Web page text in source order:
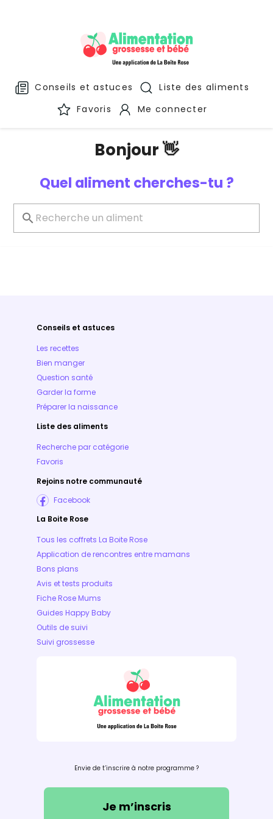
Conseils et astuces
Liste des aliments
Favoris
Me connecter
Bonjour 👋
Quel aliment cherches-tu ?
Conseils et astuces
Les recettes
Bien manger
Question santé
Garder la forme
Préparer la naissance
Liste des aliments
Recherche par catégorie
Favoris
Rejoins notre communauté
Facebook
La Boite Rose
Tous les coffrets La Boite Rose
Application de rencontres entre mamans
Bons plans
Avis et tests produits
Fiche Rose Mums
Guides Happy Baby
Outils de suivi
Suivi grossesse
Envie de t’inscrire à notre programme ?
Je m’inscris